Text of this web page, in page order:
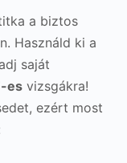
a biztos
Használd ki a
saját
es vizsgákra!
ezért most